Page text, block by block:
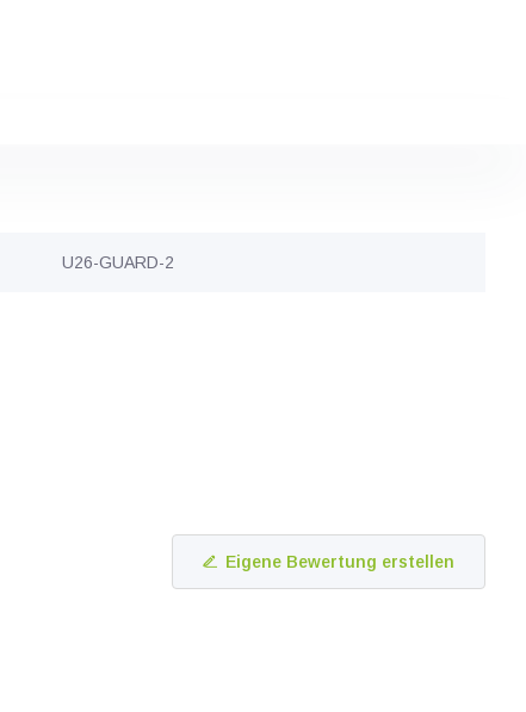
U26-GUARD-2
Eigene Bewertung erstellen